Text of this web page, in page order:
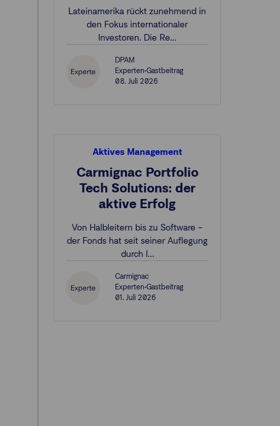
Lateinamerika rückt zunehmend in
den Fokus internationaler
Investoren. Die Re…
DPAM
Experten-Gastbeitrag
08. Juli 2026
Aktives Management
Carmignac Portfolio
Tech Solutions: der
aktive Erfolg
Von Halbleitern bis zu Software –
der Fonds hat seit seiner Auflegung
durch I…
Carmignac
Experten-Gastbeitrag
01. Juli 2026